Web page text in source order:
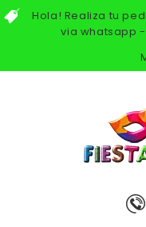
Hola! Realiza tu
via whatsapp